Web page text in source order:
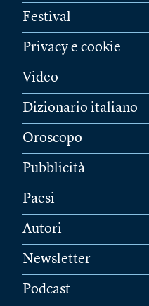
Festival
Privacy e cookie
Video
Dizionario italiano
Oroscopo
Pubblicità
Paesi
Autori
Newsletter
Podcast